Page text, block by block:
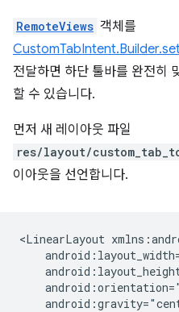
RemoteViews 객체를
전달하면 하단 툴바를 완전히
할 수 있습니다.
먼저 새 레이아웃 파일
res/layout/
이아웃을 선언합니다.
<LinearLayout